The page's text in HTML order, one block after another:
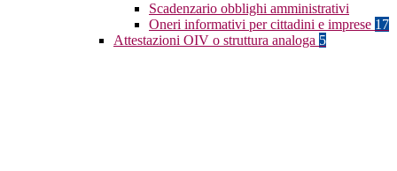
Scadenzario obblighi amministrativi
Oneri informativi per cittadini e imprese 17
Attestazioni OIV o struttura analoga 5